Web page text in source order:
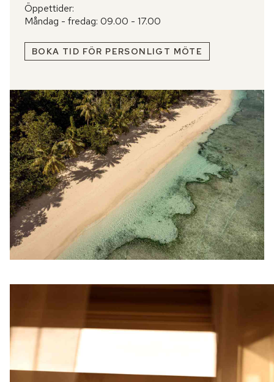
Öppettider:
Måndag - fredag: 09.00 - 17.00
BOKA TID FÖR PERSONLIGT MÖTE